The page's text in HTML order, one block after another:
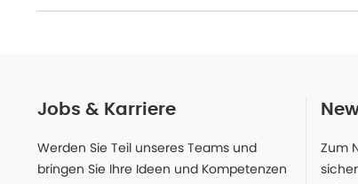
Jobs & Karriere
Werden Sie Teil unseres Teams und
bringen Sie Ihre Ideen und Kompetenzen
Zum